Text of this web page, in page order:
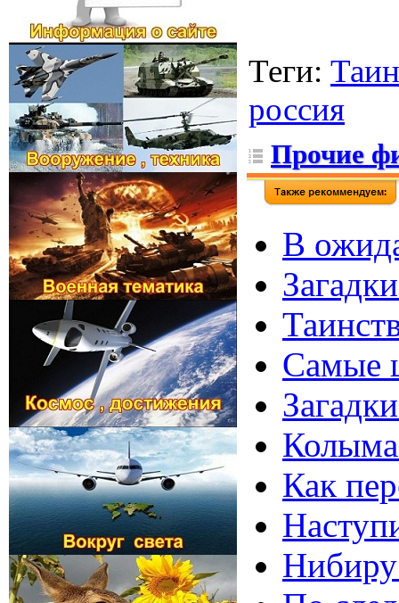
Теги:
россия
Прочие
В
Самые
Как
Нибиру